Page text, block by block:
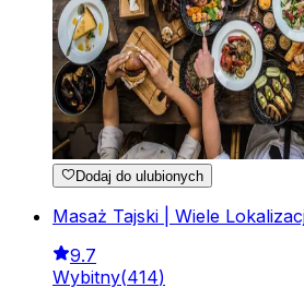
Dodaj do ulubionych
Masaż Tajski | Wiele
9.7
Wybitny(414)